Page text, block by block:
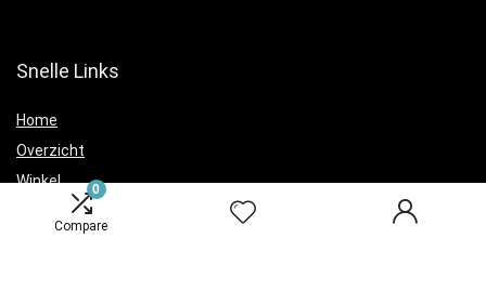
0
Compare
Snelle Links
Home
Overzicht
Winkel